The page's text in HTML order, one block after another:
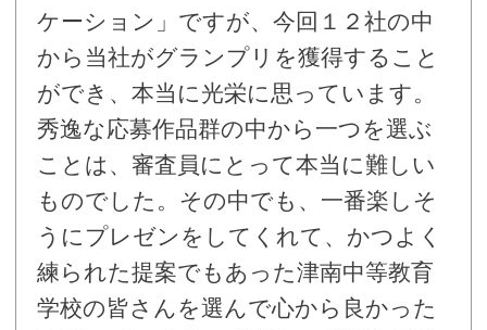
ケーション」ですが、今回１２社の中
から当社がグランプリを獲得すること
ができ、本当に光栄に思っています。
秀逸な応募作品群の中から一つを選ぶ
ことは、審査員にとって本当に難しい
ものでした。その中でも、一番楽しそ
うにプレゼンをしてくれて、かつよく
練られた提案でもあった津南中等教育
学校の皆さんを選んで心から良かった